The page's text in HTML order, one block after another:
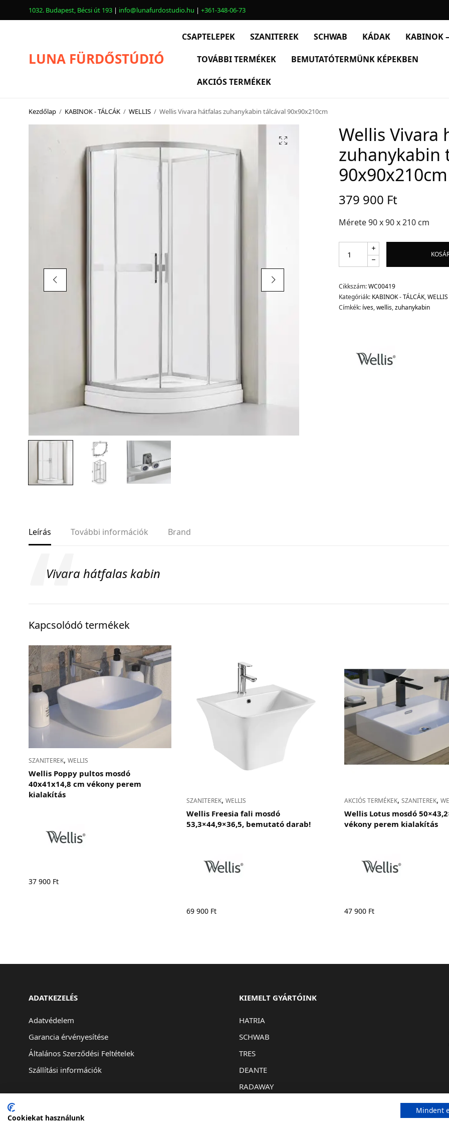
1032. Budapest, Bécsi út 193 | info@lunafurdostudio.hu | +361-348-06-73
LUNA FÜRDŐSTÚDIÓ
CSAPTELEPEK SZANITEREK SCHWAB KÁDAK KABINOK
TOVÁBBI TERMÉKEK BEMUTATÓTERMÜNK KÉPEKBEN
AKCIÓS TERMÉKEK
Kezdőlap / KABINOK - TÁLCÁK / WELLIS / Wellis Vivara hátfalas zuhanykabin tálcával 90x90x210cm
Wellis Vivara
zuhanykabin
90x90x210cm
379 900 Ft
Mérete 90 x 90 x 210 cm
Cikkszám:WC00419
Kategóriák: KABINOK - TÁLCÁK,WELLIS
Címkék: íves,wellis,zuhanykabin
Leírás További információk Brand
Vivara hátfalas kabin
Kapcsolódó termékek
SZANITEREK, WELLIS
Wellis Poppy pultos mosdó
40x41x14,8 cm vékony perem
kialakítás
37 900 Ft
SZANITEREK, WELLIS
Wellis Freesia fali mosdó
53,3×44,9×36,5, bemutató darab!
69 900 Ft
AKCIÓS TERMÉKEK, SZANITEREK,
Wellis Lotus mosdó
vékony perem kialakítás
47 900 Ft
ADATKEZELÉS
Adatvédelem
Garancia érvényesítése
Általános Szerződési Feltételek
Szállítási információk
KIEMELT GYÁRTÓINK
HATRIA
SCHWAB
TRES
DEANTE
RADAWAY
SZANITEREK
SCHWAB
TOVÁBBI TERMÉKEK
Adatvédelem
Garancia érvényesítése
Cookiekat használunk
Mindent